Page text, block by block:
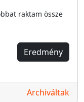
raktam össze
Eredmény
Archiváltak